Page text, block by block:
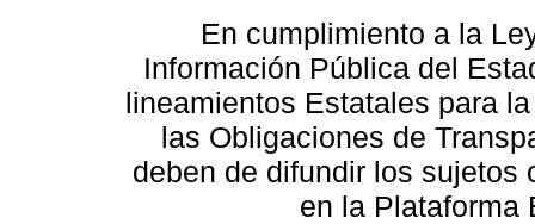
En cumplimiento a la
Información Pública del
lineamientos Estatales para
las Obligaciones de
deben de difundir los sujetos
en la Plataforma